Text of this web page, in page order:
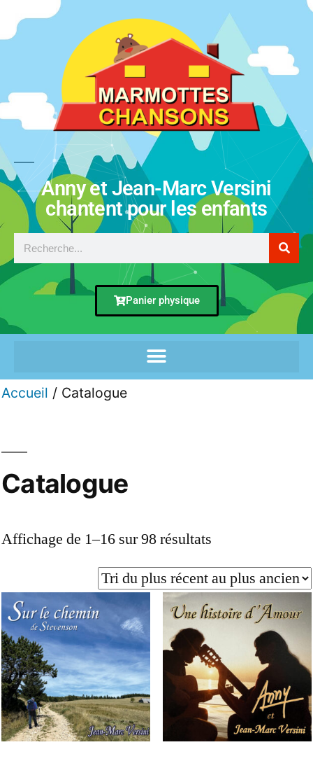
Anny et Jean-Marc Versini
chantent pour les enfants
Panier physique
Accueil / Catalogue
Catalogue
Affichage de 1–16 sur 98 résultats